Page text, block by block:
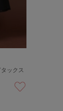
ックス